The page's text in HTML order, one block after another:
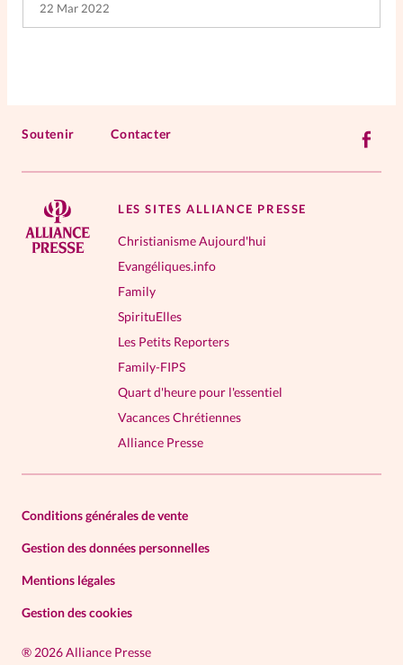
22 Mar 2022
Soutenir Contacter
LES SITES ALLIANCE PRESSE
Christianisme Aujourd'hui
Evangéliques.info
Family
SpirituElles
Les Petits Reporters
Family-FIPS
Quart d'heure pour l'essentiel
Vacances Chrétiennes
Alliance Presse
Conditions générales de vente
Gestion des données personnelles
Mentions légales
Gestion des cookies
® 2026 Alliance Presse